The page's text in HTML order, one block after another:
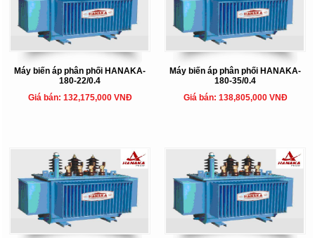
Máy biến áp phân phối HANAKA-
180-22/0.4
Giá bán: 132,175,000 VNĐ
Máy biến áp phân phối HANAKA-
180-35/0.4
Giá bán: 138,805,000 VNĐ